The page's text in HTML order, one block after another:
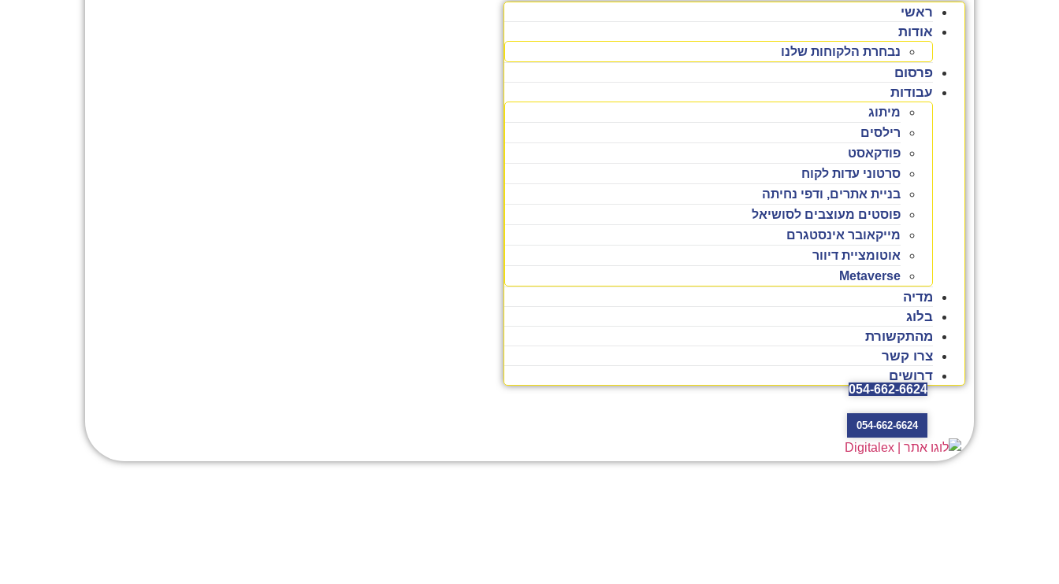
ראשי
אודות
נבחרת הלקוחות שלנו
פרסום
עבודות
מיתוג
רילסים
פודקאסט
סרטוני עדות לקוח
בניית אתרים, ודפי נחיתה
פוסטים מעוצבים לסושיאל
מייקאובר אינסטגרם
אוטומציית דיוור
Metaverse
מדיה
בלוג
מהתקשורת
צרו קשר
דרושים
054-662-6624
054-662-6624